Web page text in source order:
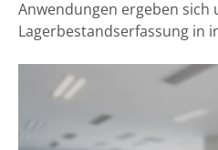
Anwendungen ergeben
Lagerbestandserfassung in